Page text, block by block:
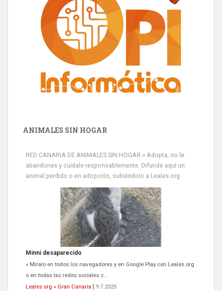
ANIMALES SIN HOGAR
RED CANARIA DE ANIMALES SIN HOGAR » Adopta, no le
abandones y cuídale responsablemente. Difunde aquí un
animal perdido o en adopción, subiéndolo a Leales.org
Minni desaparecido
» Míralo en todos los navegadores y en Google Play con Leales.org
o en todas las redes sociales c...
Leales.org » Gran Canaria
9.7.2025